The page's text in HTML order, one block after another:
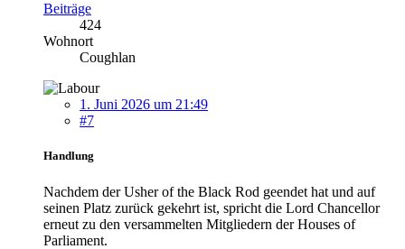
Beiträge
424
Wohnort
Coughlan
1. Juni 2026 um 21:49
#7
Handlung
Nachdem der Usher of the Black Rod geendet hat und auf
seinen Platz zurück gekehrt ist, spricht die Lord Chancellor
erneut zu den versammelten Mitgliedern der Houses of
Parliament.